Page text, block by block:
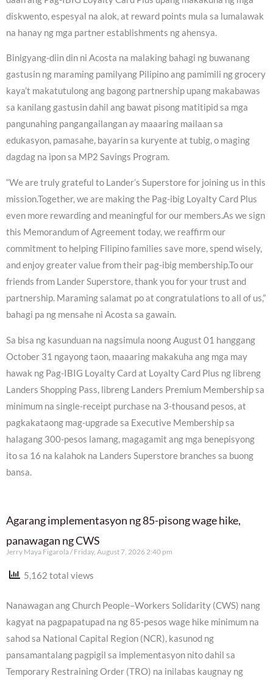
diskwento, espesyal na alok, at reward points mula sa lumalawak
na hanay ng mga partner establishments ng ahensya.
Binigyang-diin din ni Acosta na malaking bahagi ng buwanang
gastusin ng maraming pamilyang Pilipino ang pamimili ng grocery
kaya’t makatutulong ang bagong partnership upang makabawas
sa kanilang gastusin dahil ang bawat pisong matitipid sa mga
pangunahing pangangailangan ay maaaring mailaan sa
edukasyon, pamasahe, bayarin sa kuryente at tubig, o maging
dagdag na ipon sa MP2 Savings Program.
“We are truly grateful to Lander’s Superstore for joining us in this
mission.Together, we are making the Pag-ibig Loyalty Card Plus
even more rewarding and meaningful for our members.As we sign
this Memorandum of Agreement today, we reaffirm our
commitment to helping Filipino families save more, spend wisely,
and enjoy greater value from their pag-ibig membership.To our
friends from Lander Superstore, thank you for your trust and
partnership. Maraming salamat po at congratulations to all of us,”
bahagi pa ng mensahe ni Acosta sa gawain.
Sa bisa ng kasunduan na nagsimula noong August 01 hanggang
October 31 ngayong taon, maaaring makakuha ang mga may
hawak ng Pag-IBIG Loyalty Card at Loyalty Card Plus ng libreng
Landers Shopping Pass, libreng Landers Premium Membership sa
minimum na single-receipt purchase na 3-thousand pesos, at
pagkakataong mag-upgrade sa Executive Membership sa
halagang 300-pesos lamang, magagamit ang mga benepisyong
ito sa 16 na kalahok na Landers Superstore branches sa buong
bansa.
Agarang implementasyon ng 85-pisong wage hike,
panawagan ng CWS
Jerry Maya Figarola Friday, August 7, 2026 2:40 pm
5,162 total views
Nanawagan ang Church People–Workers Solidarity (CWS) nang
kagyat na pagpapatupad na ng 85-pesos wage hike minimum na
sahod sa National Capital Region (NCR), kasunod ng
pansamantalang pagpigil sa implementasyon nito dahil sa
Temporary Restraining Order (TRO) na inilabas kaugnay ng